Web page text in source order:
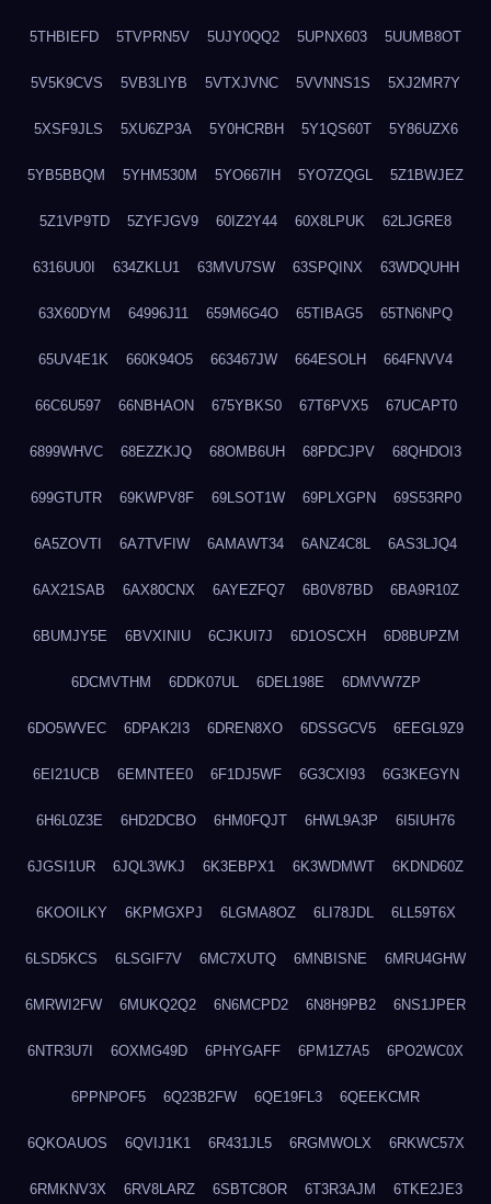
5THBIEFD 5TVPRN5V 5UJY0QQ2 5UPNX603 5UUMB8OT
5V5K9CVS 5VB3LIYB 5VTXJVNC 5VVNNS1S 5XJ2MR7Y
5XSF9JLS 5XU6ZP3A 5Y0HCRBH 5Y1QS60T 5Y86UZX6
5YB5BBQM 5YHM530M 5YO667IH 5YO7ZQGL 5Z1BWJEZ
5Z1VP9TD 5ZYFJGV9 60IZ2Y44 60X8LPUK 62LJGRE8
6316UU0I 634ZKLU1 63MVU7SW 63SPQINX 63WDQUHH
63X60DYM 64996J11 659M6G4O 65TIBAG5 65TN6NPQ
65UV4E1K 660K94O5 663467JW 664ESOLH 664FNVV4
66C6U597 66NBHAON 675YBKS0 67T6PVX5 67UCAPT0
6899WHVC 68EZZKJQ 68OMB6UH 68PDCJPV 68QHDOI3
699GTUTR 69KWPV8F 69LSOT1W 69PLXGPN 69S53RP0
6A5ZOVTI 6A7TVFIW 6AMAWT34 6ANZ4C8L 6AS3LJQ4
6AX21SAB 6AX80CNX 6AYEZFQ7 6B0V87BD 6BA9R10Z
6BUMJY5E 6BVXINIU 6CJKUI7J 6D1OSCXH 6D8BUPZM
6DCMVTHM 6DDK07UL 6DEL198E 6DMVW7ZP
6DO5WVEC 6DPAK2I3 6DREN8XO 6DSSGCV5 6EEGL9Z9
6EI21UCB 6EMNTEE0 6F1DJ5WF 6G3CXI93 6G3KEGYN
6H6L0Z3E 6HD2DCBO 6HM0FQJT 6HWL9A3P 6I5IUH76
6JGSI1UR 6JQL3WKJ 6K3EBPX1 6K3WDMWT 6KDND60Z
6KOOILKY 6KPMGXPJ 6LGMA8OZ 6LI78JDL 6LL59T6X
6LSD5KCS 6LSGIF7V 6MC7XUTQ 6MNBISNE 6MRU4GHW
6MRWI2FW 6MUKQ2Q2 6N6MCPD2 6N8H9PB2 6NS1JPER
6NTR3U7I 6OXMG49D 6PHYGAFF 6PM1Z7A5 6PO2WC0X
6PPNPOF5 6Q23B2FW 6QE19FL3 6QEEKCMR
6QKOAUOS 6QVIJ1K1 6R431JL5 6RGMWOLX 6RKWC57X
6RMKNV3X 6RV8LARZ 6SBTC8OR 6T3R3AJM 6TKE2JE3